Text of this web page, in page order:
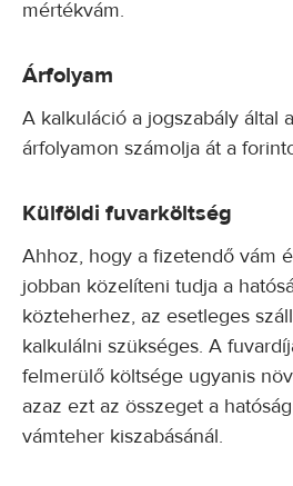
mértékvám.
Árfolyam
A kalkuláció a jogszabály által
árfolyamon számolja át a
Külföldi fuvarköltség
Ahhoz, hogy a fizetendő vám
jobban közelíteni tudja a
közteherhez, az esetleges
kalkulálni szükséges. A
felmerülő költsége ugyanis
azaz ezt az összeget a
vámteher kiszabásánál.